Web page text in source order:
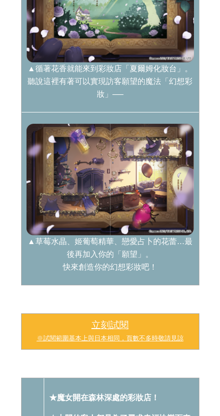
▲循著花香就能來到彩妝店「夏爾姆化妝台」。
聽說這裡有著可以實現訪客願望的魔法「幻想彩
妝」──
▲草莓水晶、姬葡萄精華、戀愛占卜的花蕾…最
後再加入你的「願望」。
快來創造你的幻想彩妝吧！
立刻試閱
※試閱範圍基本上與日本相同，頁數不多時敬請見諒
★魔女開在森林深處的彩妝店！